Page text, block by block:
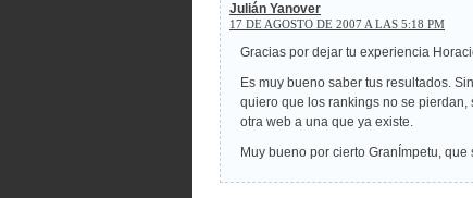
Julián Yanover
17 DE AGOSTO DE 2007 A LAS 5:18 PM
Gracias por dejar tu experiencia
Es muy bueno saber tus resultados.
quiero que los rankings no se
otra web a una que ya existe.
Muy bueno por cierto GranÍmpetu, que